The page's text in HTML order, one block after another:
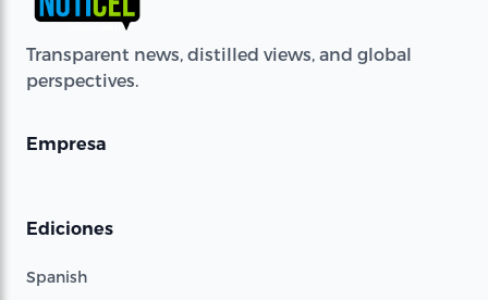
Transparent news, distilled views, and global
perspectives.
Empresa
Ediciones
Spanish